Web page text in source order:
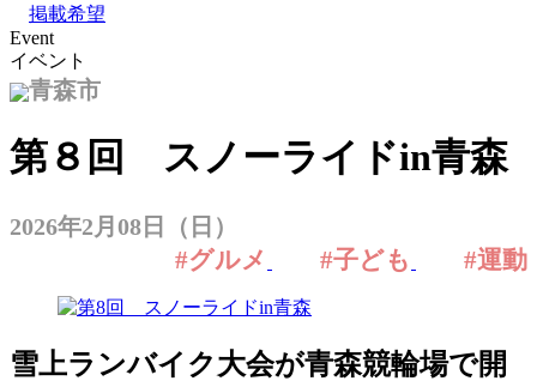
掲載希望
Event
イベント
青森市
第８回 スノーライドin青森
2026年2月08日（日）
#グルメ #子ども #運動
雪上ランバイク大会が青森競輪場で開